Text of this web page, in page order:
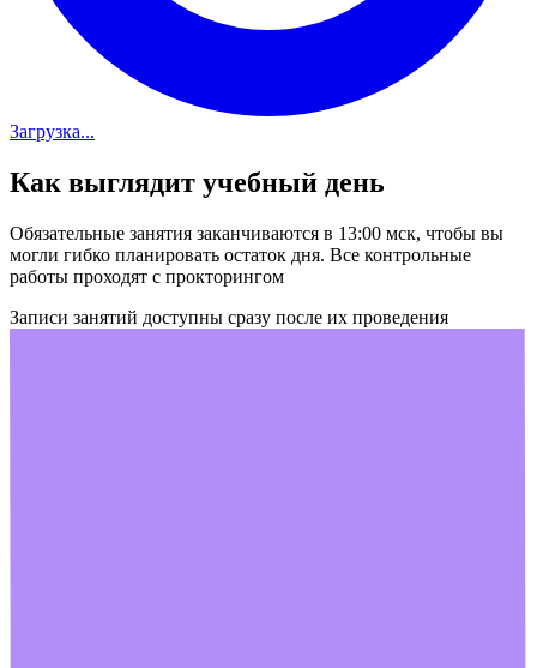
Загрузка...
Как выглядит учебный день
Обязательные занятия заканчиваются в 13:00 мск, чтобы вы
могли гибко планировать остаток дня. Все контрольные
работы проходят с прокторингом
Записи занятий доступны сразу после их проведения